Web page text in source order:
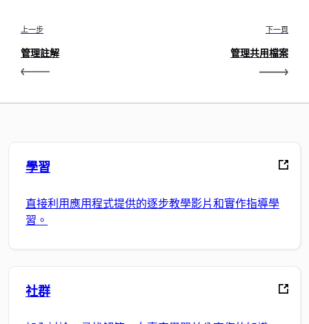
上一步
管理註解
下一頁
管理共用檔案
學習
直接利用應用程式提供的逐步教學影片和實作指導學
習。
社群